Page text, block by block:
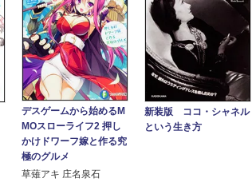
デスゲームから始めるM
MOスローライフ2 押し
かけドワーフ嫁と作る究
極のグルメ
草薙アキ 庄名泉石
新装版 ココ・シャネル
という生き方